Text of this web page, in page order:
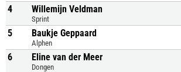
4 Willemijn Veldman
Sprint
5 Baukje Geppaard
Alphen
6 Eline van der Meer
Dongen